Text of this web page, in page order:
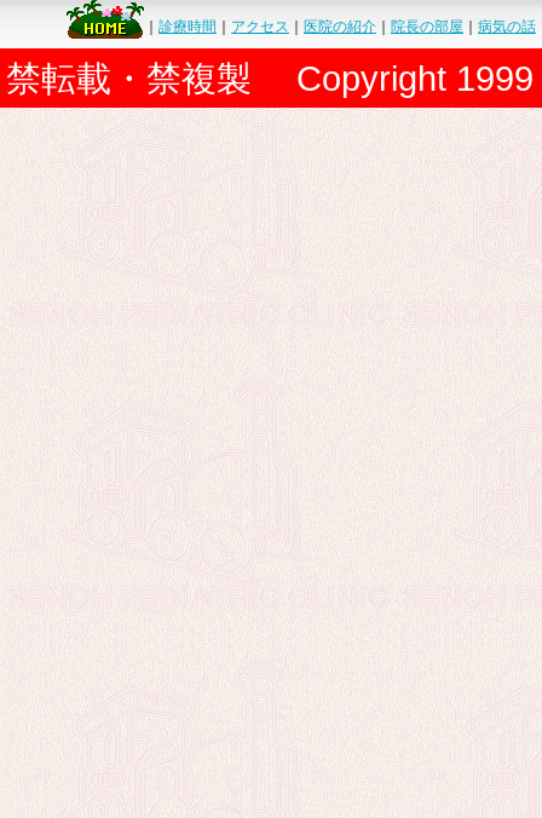
診療時間 アクセス 医院の紹介 院長の部屋 病気の話
禁転載・禁複製 Copyright 1999